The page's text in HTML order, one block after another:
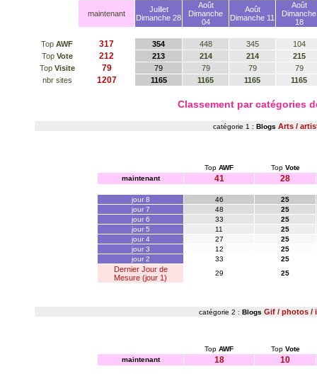
maintenant
Juillet
Dimanche 28
Août
Dimanche
04
Août
Dimanche 11
Août
Dimanche
18
Top AWF 317 354 448 345
104
Top Vote 212 213 214 214
215
Top Visite 79 79 79 79
79
nbr sites
1207 1165 1165 1165 1165
Classement par catégories
catégorie 1 : Blogs Arts /
Top AWF Top Vote
maintenant
41 28
jour 8 46
25
jour 7
48
25
jour 6
33
25
jour 5
11
25
jour 4
27
25
jour 3
12
25
jour 2
33 25
Dernier Jour de
Mesure (jour 1)
29 25
catégorie 2 : Blogs Gif / photos /
Top AWF Top Vote
maintenant
18 10